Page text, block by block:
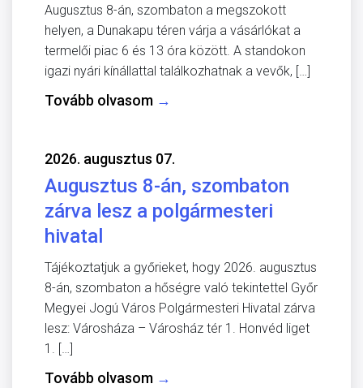
Augusztus 8-án, szombaton a megszokott
helyen, a Dunakapu téren várja a vásárlókat a
termelői piac 6 és 13 óra között. A standokon
igazi nyári kínállattal találkozhatnak a vevők, […]
Tovább olvasom →
2026. augusztus 07.
Augusztus 8-án, szombaton
zárva lesz a polgármesteri
hivatal
Tájékoztatjuk a győrieket, hogy 2026. augusztus
8-án, szombaton a hőségre való tekintettel Győr
Megyei Jogú Város Polgármesteri Hivatal zárva
lesz: Városháza – Városház tér 1. Honvéd liget
1. […]
Tovább olvasom →